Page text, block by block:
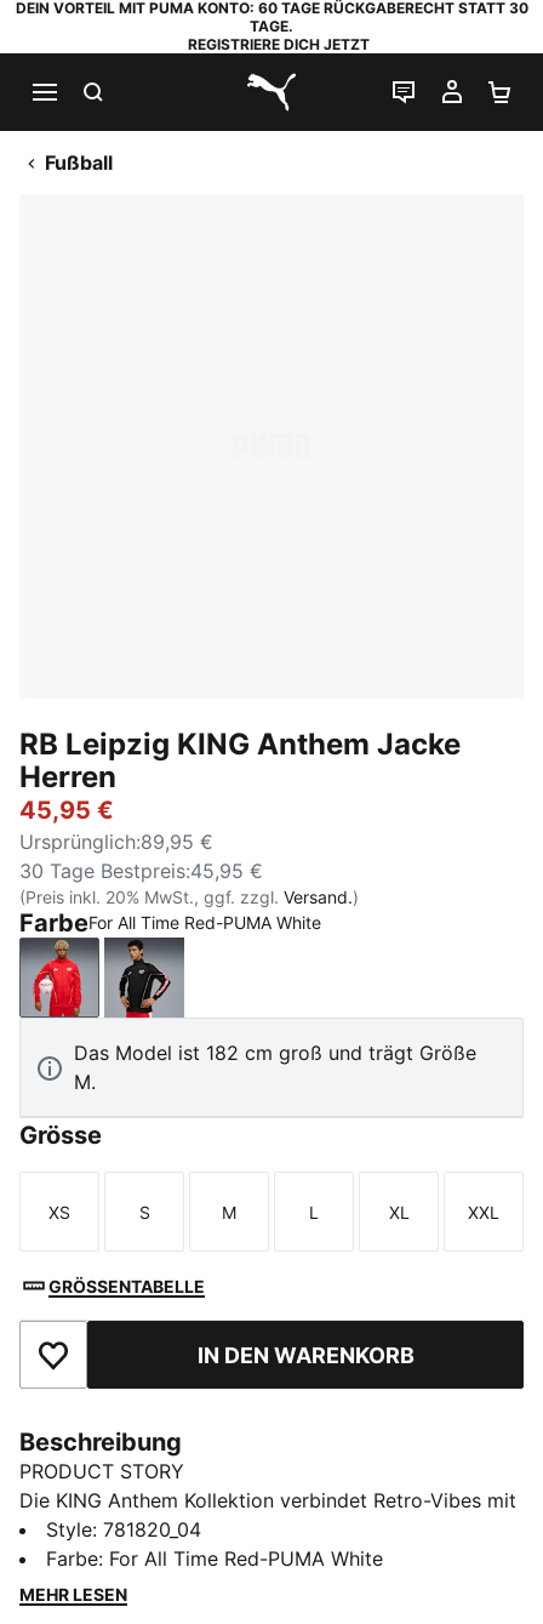
DEIN VORTEIL MIT PUMA KONTO: 60 TAGE RÜCKGABERECHT STATT 30
TAGE.
REGISTRIERE DICH JETZT
PUMA.com
LIVE-CHAT
MEIN
Fußball
RB Leipzig KING Anthem Jacke
Herren
45,95 €
Ursprünglich:89,95 €
30 Tage Bestpreis:45,95 €
(Preis inkl. 20% MwSt., ggf. zzgl. Versand.)
FarbeFor All Time Red-PUMA White
For All Time Red-PUMA White
PUMA Black-For All Time Red
Das Model ist 182 cm groß und trägt Größe
M.
Grösse
Größe
XS
Größe
S
Größe
M
Größe
L
Größe
XL
Größe
XXL
GRÖSSENTABELLE
Zu Favoriten hinzufügenIN DEN WARENKORB
Beschreibung
PRODUCT STORY
Die KING Anthem Kollektion verbindet Retro-Vibes mit
einem modernem Twist und wird von den Spielern bei
ihrem Einlauf vor dem Spiel getragen. Mit markanten,
vintage-inspirierten Designs feierst du mit dieser
Style: 781820_04
Farbe: For All Time Red-PUMA White
MEHR LESEN